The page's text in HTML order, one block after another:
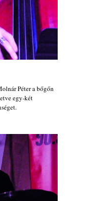
Péter a bőgőn
egy-két